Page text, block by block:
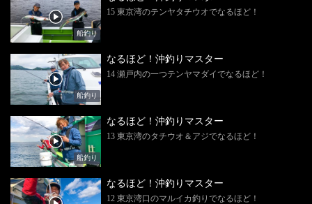
船釣り
15 東京湾のテンヤタチウオでなるほど！
船釣り
なるほど！沖釣りマスター
14 瀬戸内の一つテンヤマダイでなるほど！
船釣り
なるほど！沖釣りマスター
13 東京湾のタチウオ＆アジでなるほど！
なるほど！沖釣りマスター
12 東京湾口のマルイカ釣りでなるほど！